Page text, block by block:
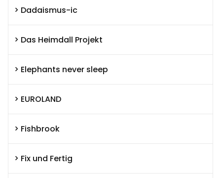
Dadaismus-ic
Das Heimdall Projekt
Elephants never sleep
EUROLAND
Fishbrook
Fix und Fertig